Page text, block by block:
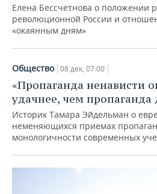
Елена Бессчетнова о положении
революционной России и
«окаянным дням»
Общество 08 дек, 07:00
«Пропаганда ненависти
удачнее, чем
Историк Тамара Эйдельман о
неменяющихся приемах
монологичности современных